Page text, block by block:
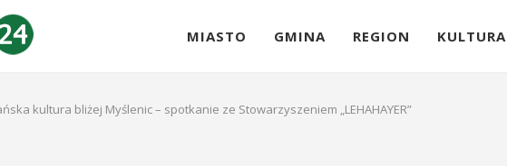
MIASTO GMINA REGION KULTURA
kultura bliżej Myślenic – spotkanie ze Stowarzyszeniem „LEHAHAYER”